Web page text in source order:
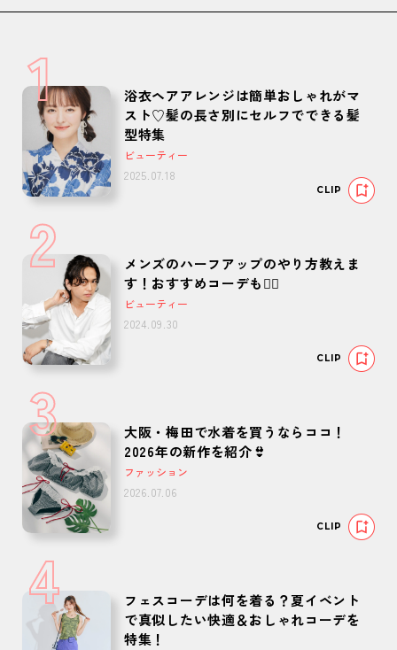
1
浴衣ヘアアレンジは簡単おしゃれがマ
スト♡髪の長さ別にセルフでできる髪
型特集
ビューティー
2025.07.18
CLIP
2
メンズのハーフアップのやり方教えま
す！おすすめコーデも🙆‍♂️
ビューティー
2024.09.30
CLIP
3
大阪・梅田で水着を買うならココ！
2026年の新作を紹介👙
ファッション
2026.07.06
CLIP
4
フェスコーデは何を着る？夏イベント
で真似したい快適＆おしゃれコーデを
特集！